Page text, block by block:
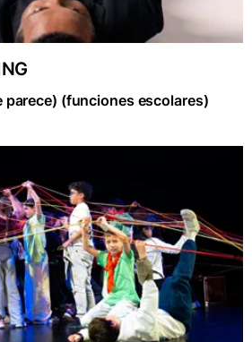
parece) (funciones escolares)